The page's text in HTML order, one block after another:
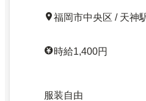
福岡市中央区 / 天神
時給1,400円
服装自由